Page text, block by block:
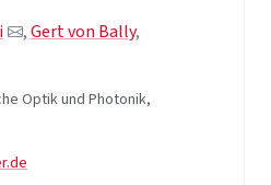
,Gert von Bally,
Optik und Photonik,